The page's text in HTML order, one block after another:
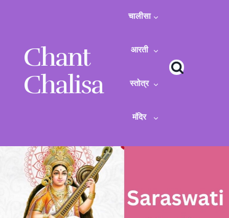
Chant
Chalisa
चालीसा
आरती
स्तोत्र
मंदिर